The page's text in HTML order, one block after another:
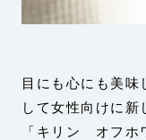
目にも心にも美味
して女性向けに新
「キリン オフホ